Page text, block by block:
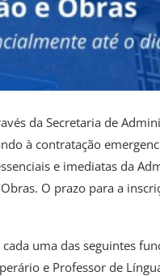
da Secretaria de
à contratação
e imediatas da
O prazo para a
uma das seguintes
e Professor de